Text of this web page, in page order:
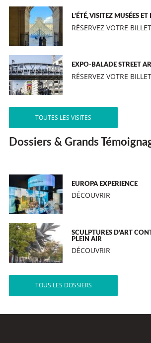
L’ÉTÉ, VISITEZ MUSÉES
RÉSERVEZ VOTRE BILLET
EXPO-BALADE STREET
RÉSERVEZ VOTRE BILLET
TOUTES LES VISITES
Dossiers & Grands
EUROPA EXPERIENCE
DÉCOUVRIR
SCULPTURES D’ART
PLEIN AIR
DÉCOUVRIR
TOUS LES DOSSIERS